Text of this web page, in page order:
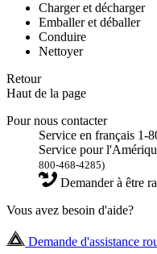
Charger et décharger
Emballer et déballer
Conduire
Nettoyer
Retour
Haut de la page
Pour nous contacter
Service en français 1-
Service pour
800-468-4285)
Demander à être
Vous avez besoin d'aide?
Demande d'assistance